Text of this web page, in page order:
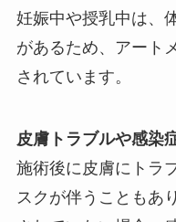
妊娠中や授乳中は、
があるため、アート
されています。
皮膚トラブルや感染
施術後に皮膚にトラ
スクが伴うこともあ